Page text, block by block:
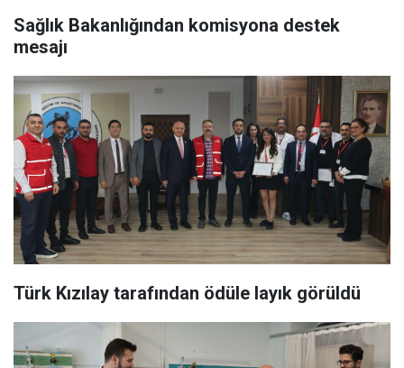
Sağlık Bakanlığından komisyona destek
mesajı
Türk Kızılay tarafından ödüle layık görüldü